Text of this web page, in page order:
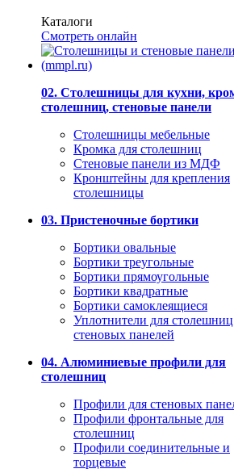
Каталоги
Смотреть онлайн
02. Столешницы для кухни,
столешниц, стеновые панели
Столешницы мебельные
Кромка для столешниц
Стеновые панели из МДФ
Кронштейны для крепления
столешницы
03. Пристеночные бортики
Бортики овальные
Бортики треугольные
Бортики прямоугольные
Бортики квадратные
Бортики самоклеящиеся
Уплотнители для
стеновых панелей
04. Алюминиевые профили для
столешниц
Профили для стеновых
Профили фронтальные для
столешниц
Профили соединительные и
торцевые